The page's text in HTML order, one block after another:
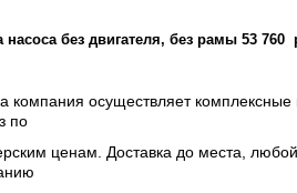
насоса без двигателя, без рамы 53 760
компания осуществляет комплексные
по
ценам. Доставка до места,